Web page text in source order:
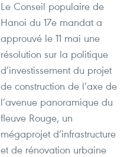
Le Conseil populaire de
Hanoi du 17e mandat a
approuvé le 11 mai une
résolution sur la politique
d’investissement du projet
de construction de l’axe de
l’avenue panoramique du
fleuve Rouge, un
mégaprojet d’infrastructure
et de rénovation urbaine